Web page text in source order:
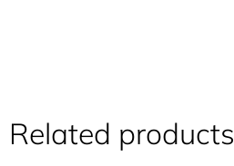
Related products